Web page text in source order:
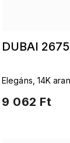
DUBAI
9 062 Ft
Elegáns, 14K
nyaklánc